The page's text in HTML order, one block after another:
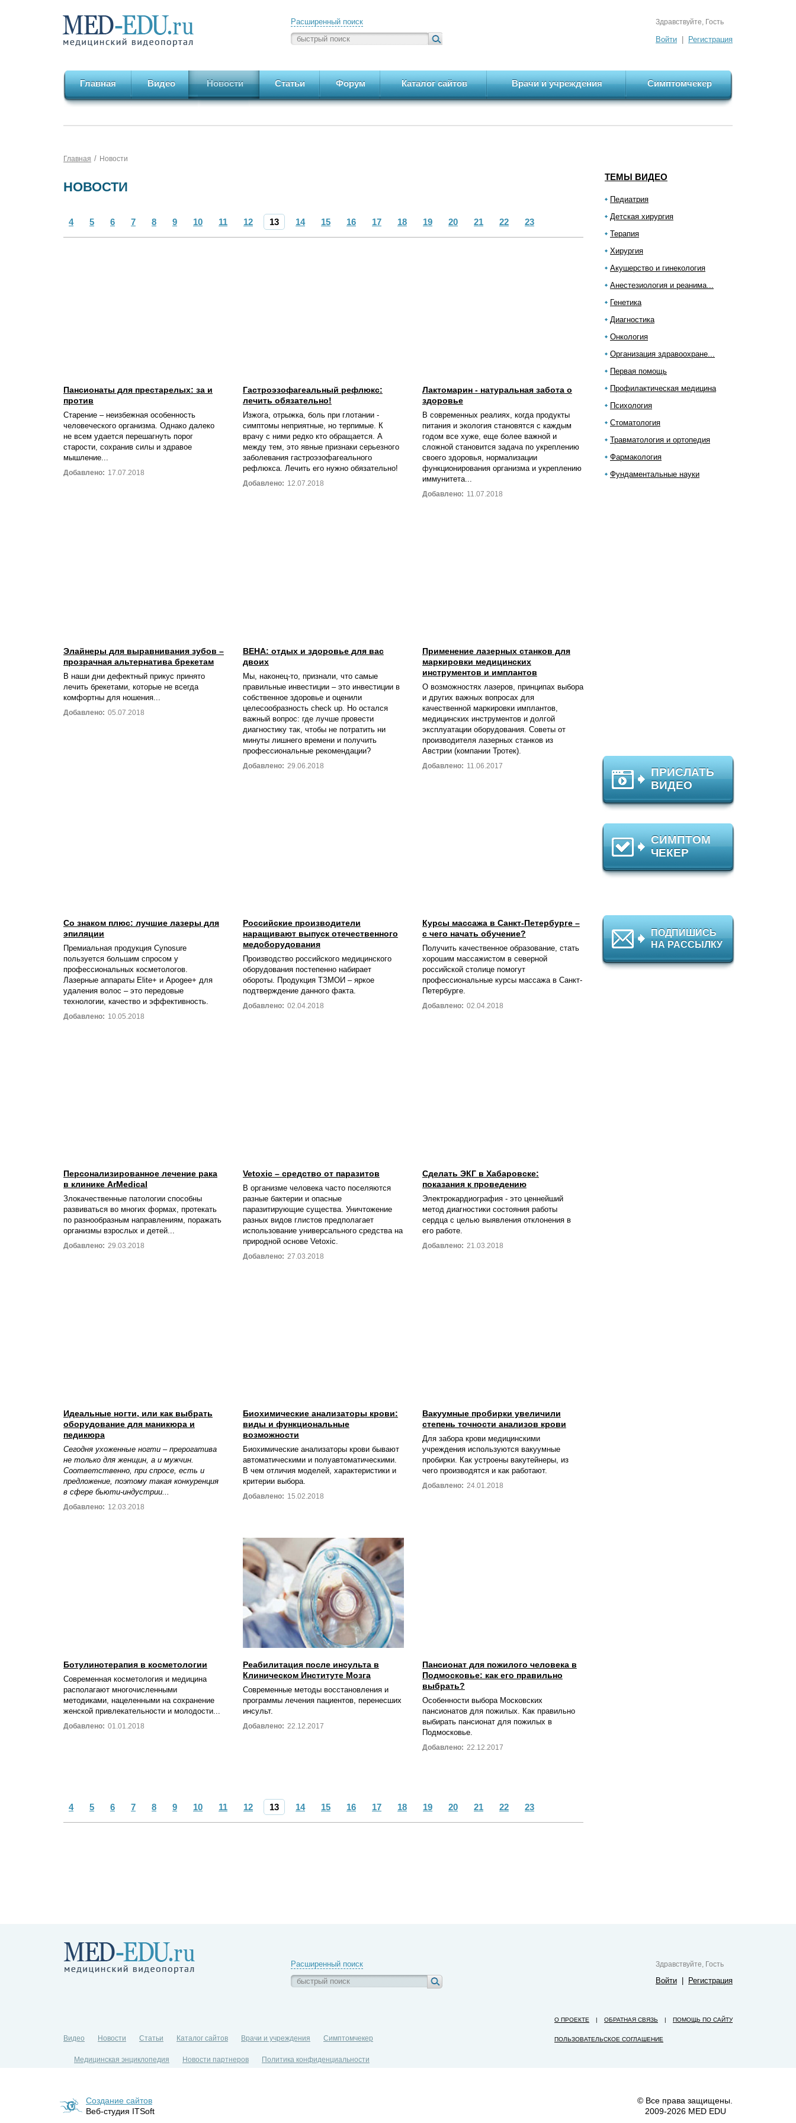
Расширенный поиск Здравствуйте, Гость
Войти Регистрация
Главная Видео Новости Статьи Форум Каталог сайтов Врачи и учреждения Симптомчекер
ТЕМЫ ВИДЕО
Педиатрия
Детская хирургия
Терапия
Хирургия
Акушерство и гинекология
Анестезиология и реанима...
Генетика
Диагностика
Онкология
Организация здравоохране...
Первая помощь
Профилактическая медицина
Психология
Стоматология
Травматология и ортопедия
Фармакология
Фундаментальные науки
ПРИСЛАТЬ
ВИДЕО
СИМПТОМ
ЧЕКЕР
ПОДПИШИСЬ
НА РАССЫЛКУ
Главная / Новости
НОВОСТИ
4 5 6 7 8 9 10 11 12 13 14 15 16 17 18 19 20 21 22 23
Пансионаты для престарелых: за и
против
Старение – неизбежная особенность
человеческого организма. Однако далеко
не всем удается перешагнуть порог
старости, сохранив силы и здравое
мышление...
Добавлено: 17.07.2018
Гастроэзофагеальный рефлюкс:
лечить обязательно!
Изжога, отрыжка, боль при глотании -
симптомы неприятные, но терпимые. К
врачу с ними редко кто обращается. А
между тем, это явные признаки серьезного
заболевания гастроэзофагеального
рефлюкса. Лечить его нужно обязательно!
Добавлено: 12.07.2018
Лактомарин - натуральная забота о
здоровье
В современных реалиях, когда продукты
питания и экология становятся с каждым
годом все хуже, еще более важной и
сложной становится задача по укреплению
своего здоровья, нормализации
функционирования организма и укреплению
иммунитета...
Добавлено: 11.07.2018
Элайнеры для выравнивания зубов –
прозрачная альтернатива брекетам
В наши дни дефектный прикус принято
лечить брекетами, которые не всегда
комфортны для ношения...
Добавлено: 05.07.2018
ВЕНА: отдых и здоровье для вас
двоих
Мы, наконец-то, признали, что самые
правильные инвестиции – это инвестиции в
собственное здоровье и оценили
целесообразность сheck up. Но остался
важный вопрос: где лучше провести
диагностику так, чтобы не потратить ни
минуты лишнего времени и получить
профессиональные рекомендации?
Добавлено: 29.06.2018
Применение лазерных станков для
маркировки медицинских
инструментов и имплантов
О возможностях лазеров, принципах выбора
и других важных вопросах для
качественной маркировки имплантов,
медицинских инструментов и долгой
эксплуатации оборудования. Советы от
производителя лазерных станков из
Австрии (компании Тротек).
Добавлено: 11.06.2017
Со знаком плюс: лучшие лазеры для
эпиляции
Премиальная продукция Cynosure
пользуется большим спросом у
профессиональных косметологов.
Лазерные аппараты Elite+ и Apogee+ для
удаления волос – это передовые
технологии, качество и эффективность.
Добавлено: 10.05.2018
Российские производители
наращивают выпуск отечественного
медоборудования
Производство российского медицинского
оборудования постепенно набирает
обороты. Продукция ТЗМОИ – яркое
подтверждение данного факта.
Добавлено: 02.04.2018
Курсы массажа в Санкт-Петербурге –
с чего начать обучение?
Получить качественное образование, стать
хорошим массажистом в северной
российской столице помогут
профессиональные курсы массажа в Санкт-
Петербурге.
Добавлено: 02.04.2018
Персонализированное лечение рака
в клинике ArMedical
Злокачественные патологии способны
развиваться во многих формах, протекать
по разнообразным направлениям, поражать
организмы взрослых и детей...
Добавлено: 29.03.2018
Vetoxic – средство от паразитов
В организме человека часто поселяются
разные бактерии и опасные
паразитирующие существа. Уничтожение
разных видов глистов предполагает
использование универсального средства на
природной основе Vetoxic.
Добавлено: 27.03.2018
Сделать ЭКГ в Хабаровске:
показания к проведению
Электрокардиография - это ценнейший
метод диагностики состояния работы
сердца с целью выявления отклонения в
его работе.
Добавлено: 21.03.2018
Идеальные ногти, или как выбрать
оборудование для маникюра и
педикюра
Сегодня ухоженные ногти – прерогатива
не только для женщин, а и мужчин.
Соответственно, при спросе, есть и
предложение, поэтому такая конкуренция
в сфере бьюти-индустрии...
Добавлено: 12.03.2018
Биохимические анализаторы крови:
виды и функциональные
возможности
Биохимические анализаторы крови бывают
автоматическими и полуавтоматическими.
В чем отличия моделей, характеристики и
критерии выбора.
Добавлено: 15.02.2018
Вакуумные пробирки увеличили
степень точности анализов крови
Для забора крови медицинскими
учреждения используются вакуумные
пробирки. Как устроены вакутейнеры, из
чего производятся и как работают.
Добавлено: 24.01.2018
Ботулинотерапия в косметологии
Современная косметология и медицина
располагают многочисленными
методиками, нацеленными на сохранение
женской привлекательности и молодости...
Добавлено: 01.01.2018
Реабилитация после инсульта в
Клиническом Институте Мозга
Современные методы восстановления и
программы лечения пациентов, перенесших
инсульт.
Добавлено: 22.12.2017
Пансионат для пожилого человека в
Подмосковье: как его правильно
выбрать?
Особенности выбора Московских
пансионатов для пожилых. Как правильно
выбирать пансионат для пожилых в
Подмосковье.
Добавлено: 22.12.2017
4 5 6 7 8 9 10 11 12 13 14 15 16 17 18 19 20 21 22 23
Расширенный поиск Здравствуйте, Гость
Войти | Регистрация
О ПРОЕКТЕ | ОБРАТНАЯ СВЯЗЬ | ПОМОЩЬ ПО САЙТУ
ПОЛЬЗОВАТЕЛЬСКОЕ СОГЛАШЕНИЕ
Видео Новости Статьи Каталог сайтов Врачи и учреждения Симптомчекер
Медицинская энциклопедия Новости партнеров Политика конфиденциальности
Создание сайтов
Веб-студия ITSoft
© Все права защищены.
2009-2026 MED EDU